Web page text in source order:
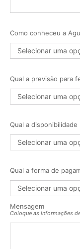
Como conheceu a
Qual a previsão para
Qual a disponibilidade
Qual a forma de
Mensagem
Coloque as informações